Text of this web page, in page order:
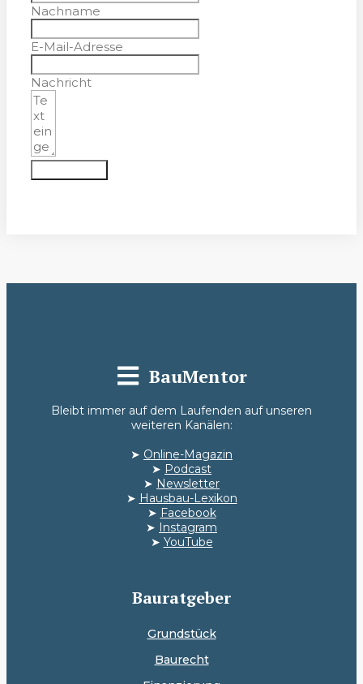
Nachname
E-Mail-Adresse
Nachricht
BauMentor
Bleibt immer auf dem Laufenden auf unseren
weiteren Kanälen:
➤ Online-Magazin
➤ Podcast
➤ Newsletter
➤ Hausbau-Lexikon
➤ Facebook
➤ Instagram
➤ YouTube
Bauratgeber
Grundstück
Baurecht